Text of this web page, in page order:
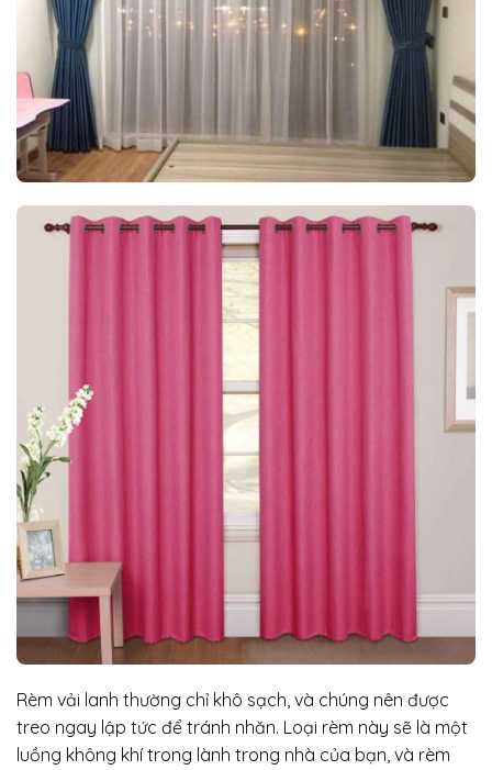
Rèm vải lanh thường chỉ khô sạch, và chúng nên được
treo ngay lập tức để tránh nhăn. Loại rèm này sẽ là một
luồng không khí trong lành trong nhà của bạn, và rèm